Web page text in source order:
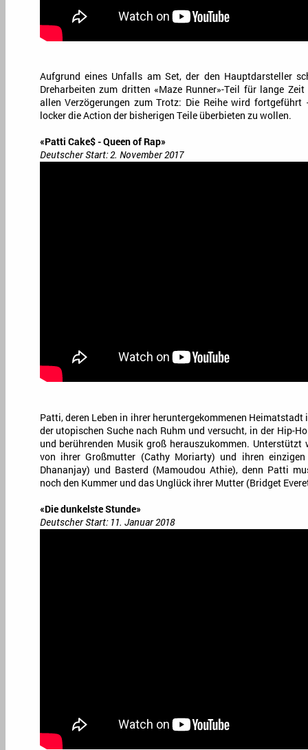
Aufgrund eines Unfalls am Set, der den Hauptdarsteller
Dreharbeiten zum dritten «Maze Runner»-Teil für lange
allen Verzögerungen zum Trotz: Die Reihe wird
locker die Action der bisherigen Teile überbieten zu wollen.
«Patti Cake$ - Queen of Rap»
Deutscher Start: 2. November 2017
Patti, deren Leben in ihrer heruntergekommenen
der utopischen Suche nach Ruhm und versucht, in der Hip-
und berührenden Musik groß herauszukommen.
von ihrer Großmutter (Cathy Moriarty) und ihren
Dhananjay) und Basterd (Mamoudou Athie), denn Patti
noch den Kummer und das Unglück ihrer Mutter (Bridget
«Die dunkelste Stunde»
Deutscher Start: 11. Januar 2018
AIDAradio - Marketing (m/w/d)
Entertainment
Köln
Senior Video Producer/ 1st TV
(m/w/d)